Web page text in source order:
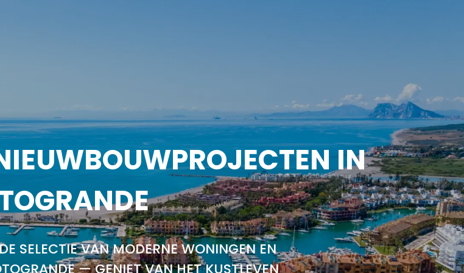
IN
SELECTIE VAN MODERNE WONINGEN EN